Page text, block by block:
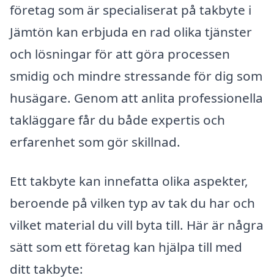
företag som är specialiserat på takbyte i
Jämtön kan erbjuda en rad olika tjänster
och lösningar för att göra processen
smidig och mindre stressande för dig som
husägare. Genom att anlita professionella
takläggare får du både expertis och
erfarenhet som gör skillnad.
Ett takbyte kan innefatta olika aspekter,
beroende på vilken typ av tak du har och
vilket material du vill byta till. Här är några
sätt som ett företag kan hjälpa till med
ditt takbyte: